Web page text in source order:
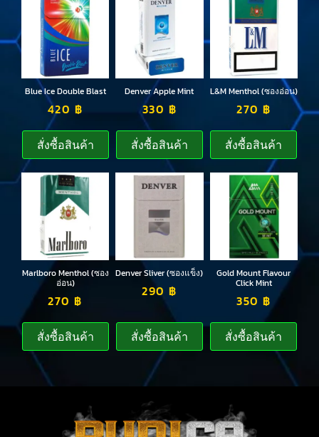
Blue Ice Double Blast
420 ฿
สั่งซื้อสินค้า
Denver Apple Mint
330 ฿
สั่งซื้อสินค้า
L&M Menthol (ซองอ่อน)
270฿
สั่งซื้อสินค้า
Marlboro Menthol (ซอง
อ่อน)
270฿
สั่งซื้อสินค้า
Denver Sliver (ซองแข็ง)
290 ฿
สั่งซื้อสินค้า
Gold Mount Flavour
Click Mint
350 ฿
สั่งซื้อสินค้า